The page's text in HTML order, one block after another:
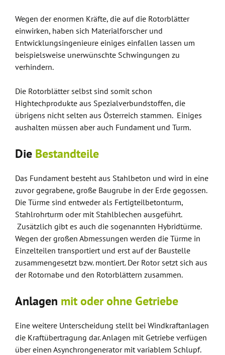
Wegen der enormen Kräfte, die auf die Rotorblätter
einwirken, haben sich Materialforscher und
Entwicklungsingenieure einiges einfallen lassen um
beispielsweise unerwünschte Schwingungen zu
verhindern.
Die Rotorblätter selbst sind somit schon
Hightechprodukte aus Spezialverbundstoffen, die
übrigens nicht selten aus Österreich stammen. Einiges
aushalten müssen aber auch Fundament und Turm.
Die Bestandteile
Das Fundament besteht aus Stahlbeton und wird in eine
zuvor gegrabene, große Baugrube in der Erde gegossen.
Die Türme sind entweder als Fertigteilbetonturm,
Stahlrohrturm oder mit Stahlblechen ausgeführt.
Zusätzlich gibt es auch die sogenannten Hybridtürme.
Wegen der großen Abmessungen werden die Türme in
Einzelteilen transportiert und erst auf der Baustelle
zusammengesetzt bzw. montiert. Der Rotor setzt sich aus
der Rotornabe und den Rotorblättern zusammen.
Anlagen mit oder ohne Getriebe
Eine weitere Unterscheidung stellt bei Windkraftanlagen
die Kraftübertragung dar. Anlagen mit Getriebe verfügen
über einen Asynchrongenerator mit variablem Schlupf.